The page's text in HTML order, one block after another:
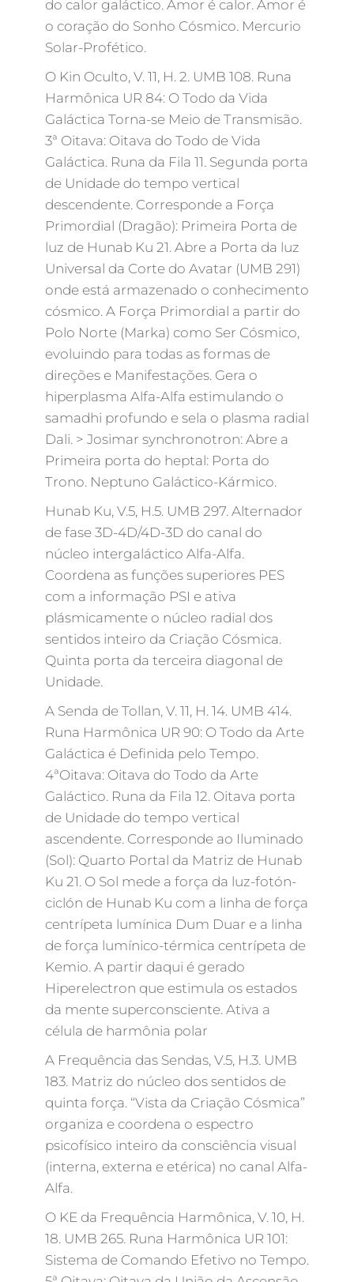
do calor galáctico. Amor é calor. Amor é
o coração do Sonho Cósmico. Mercurio
Solar-Profético.
O Kin Oculto, V. 11, H. 2. UMB 108. Runa
Harmônica UR 84: O Todo da Vida
Galáctica Torna-se Meio de Transmisão.
3ª Oitava: Oitava do Todo de Vida
Galáctica. Runa da Fila 11. Segunda porta
de Unidade do tempo vertical
descendente. Corresponde a Força
Primordial (Dragão): Primeira Porta de
luz de Hunab Ku 21. Abre a Porta da luz
Universal da Corte do Avatar (UMB 291)
onde está armazenado o conhecimento
cósmico. A Força Primordial a partir do
Polo Norte (Marka) como Ser Cósmico,
evoluindo para todas as formas de
direções e Manifestações. Gera o
hiperplasma Alfa-Alfa estimulando o
samadhi profundo e sela o plasma radial
Dali. > Josimar synchronotron: Abre a
Primeira porta do heptal: Porta do
Trono. Neptuno Galáctico-Kármico.
Hunab Ku, V.5, H.5. UMB 297. Alternador
de fase 3D-4D/4D-3D do canal do
núcleo intergaláctico Alfa-Alfa.
Coordena as funções superiores PES
com a informação PSI e ativa
plásmicamente o núcleo radial dos
sentidos inteiro da Criação Cósmica.
Quinta porta da terceira diagonal de
Unidade.
A Senda de Tollan, V. 11, H. 14. UMB 414.
Runa Harmônica UR 90: O Todo da Arte
Galáctica é Definida pelo Tempo.
4ªOitava: Oitava do Todo da Arte
Galáctico. Runa da Fila 12. Oitava porta
de Unidade do tempo vertical
ascendente. Corresponde ao Iluminado
(Sol): Quarto Portal da Matriz de Hunab
Ku 21. O Sol mede a força da luz-fotón-
ciclón de Hunab Ku com a linha de força
centrípeta lumínica Dum Duar e a linha
de força lumínico-térmica centrípeta de
Kemio. A partir daqui é gerado
Hiperelectron que estimula os estados
da mente superconsciente. Ativa a
célula de harmônia polar
A Frequência das Sendas, V.5, H.3. UMB
183. Matriz do núcleo dos sentidos de
quinta força. “Vista da Criação Cósmica”
organiza e coordena o espectro
psicofísico inteiro da consciência visual
(interna, externa e etérica) no canal Alfa-
Alfa.
O KE da Frequência Harmônica, V. 10, H.
18. UMB 265. Runa Harmônica UR 101:
Sistema de Comando Efetivo no Tempo.